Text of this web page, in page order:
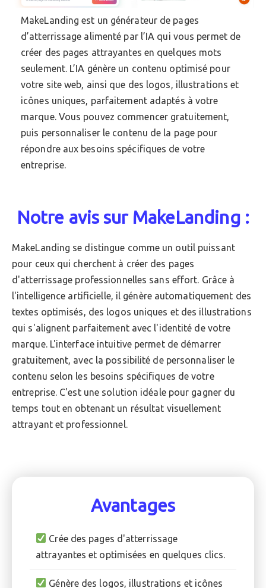
MakeLanding est un générateur de pages
d’atterrissage alimenté par l’IA qui vous permet de
créer des pages attrayantes en quelques mots
seulement. L’IA génère un contenu optimisé pour
votre site web, ainsi que des logos, illustrations et
icônes uniques, parfaitement adaptés à votre
marque. Vous pouvez commencer gratuitement,
puis personnaliser le contenu de la page pour
répondre aux besoins spécifiques de votre
entreprise.
Notre avis sur MakeLanding :
MakeLanding se distingue comme un outil puissant
pour ceux qui cherchent à créer des pages
d'atterrissage professionnelles sans effort. Grâce à
l'intelligence artificielle, il génère automatiquement des
textes optimisés, des logos uniques et des illustrations
qui s'alignent parfaitement avec l'identité de votre
marque. L'interface intuitive permet de démarrer
gratuitement, avec la possibilité de personnaliser le
contenu selon les besoins spécifiques de votre
entreprise. C'est une solution idéale pour gagner du
temps tout en obtenant un résultat visuellement
attrayant et professionnel.
Avantages
Crée des pages d'atterrissage
attrayantes et optimisées en quelques clics.
Génère des logos, illustrations et icônes